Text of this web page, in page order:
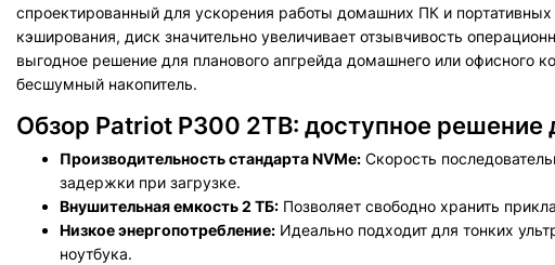
спроектированный для ускорения работы домашних ПК и
кэширования, диск значительно увеличивает отзывчивость
выгодное решение для планового апгрейда домашнего или
бесшумный накопитель.
Обзор Patriot P300 2TB: доступное решение
Производительность стандарта NVMe: Скорость
задержки при загрузке.
Внушительная емкость 2 ТБ: Позволяет свободно хранить
Низкое энергопотребление: Идеально подходит для тонких
ноутбука.